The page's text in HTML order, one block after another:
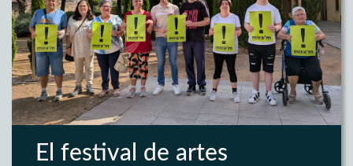
El festival de artes